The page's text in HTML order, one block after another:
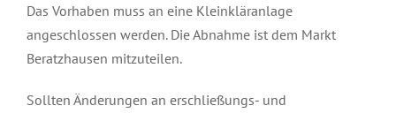
Das Vorhaben muss an eine Kleinkläranlage
angeschlossen werden. Die Abnahme ist dem Markt
Beratzhausen mitzuteilen.
Sollten Änderungen an erschließungs- und